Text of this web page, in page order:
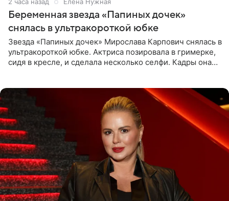
Беременная звезда «Папиных дочек»
снялась в ультракороткой юбке
Звезда «Папиных дочек» Мирослава Карпович снялась в
ультракороткой юбке. Актриса позировала в гримерке,
сидя в кресле, и сделала несколько селфи. Кадры она